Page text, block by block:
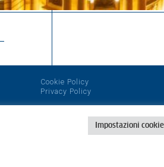
Cookie Policy
Privacy Policy
Impostazioni cookie